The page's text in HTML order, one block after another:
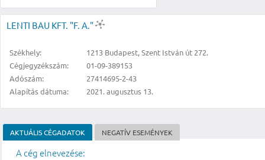
LENTI BAU KFT. "F. A."
Székhely:
1213 Budapest, Szent István út 272.
Cégjegyzékszám:
01-09-389153
Adószám:
27414695-2-43
Alapítás dátuma:
2021. augusztus 13.
AKTUÁLIS CÉGADATOK NEGATÍV ESEMÉNYEK
A cég elnevezése: